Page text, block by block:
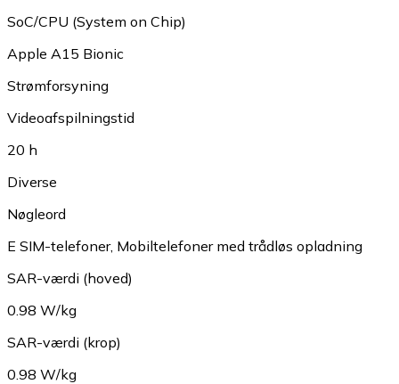
SoC/CPU (System on Chip)
Apple A15 Bionic
Strømforsyning
Videoafspilningstid
20 h
Diverse
Nøgleord
E SIM-telefoner, Mobiltelefoner med trådløs opladning
SAR-værdi (hoved)
0.98 W/kg
SAR-værdi (krop)
0.98 W/kg